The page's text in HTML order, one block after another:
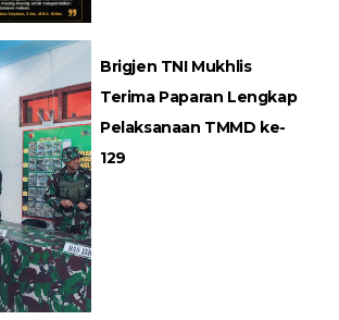
Brigjen TNI Mukhlis
Terima Paparan Lengkap
Pelaksanaan TMMD ke-
129